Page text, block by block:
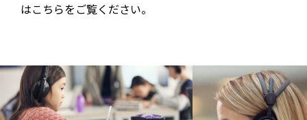
はこちらをご覧ください。